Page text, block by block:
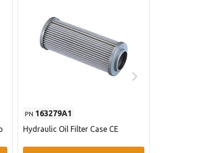
PN 163279A1
Hydraulic Oil Filter Case CE